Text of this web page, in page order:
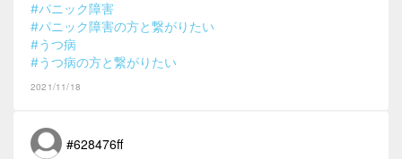
#パニック障害
#パニック障害の方と繋がりたい
#うつ病
#うつ病の方と繋がりたい
2021/11/18
#628476ff